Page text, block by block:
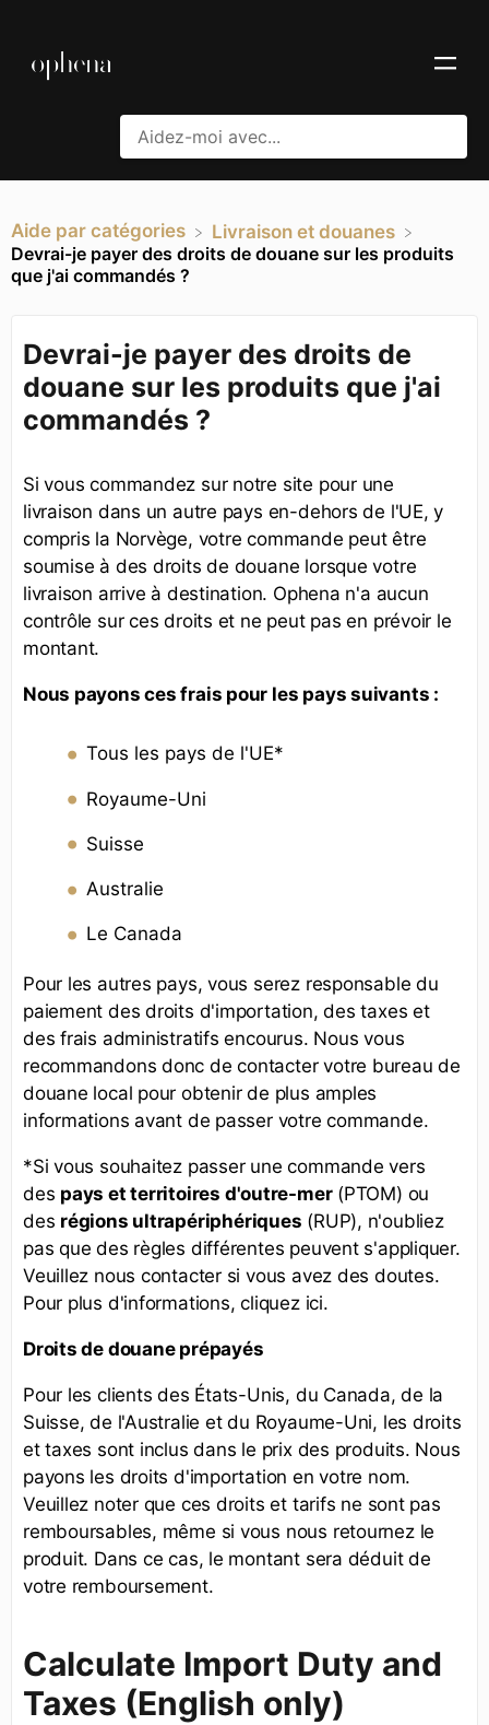
Aide par catégories
​Livraison et douanes
Devrai-je payer des droits de douane sur les produits
que j'ai commandés ?
Devrai-je payer des droits de
douane sur les produits que j'ai
commandés ?
Si vous commandez sur notre site pour une
livraison dans un autre pays en-dehors de l'UE, y
compris la Norvège, votre commande peut être
soumise à des droits de douane lorsque votre
livraison arrive à destination. Ophena n'a aucun
contrôle sur ces droits et ne peut pas en prévoir le
montant.
Nous payons ces frais pour les pays suivants :
Tous les pays de l'UE*
Royaume-Uni
Suisse
Australie
Le Canada
Pour les autres pays, vous serez responsable du
paiement des droits d'importation, des taxes et
des frais administratifs encourus. Nous vous
recommandons donc de contacter votre bureau de
douane local pour obtenir de plus amples
informations avant de passer votre commande.
*Si vous souhaitez passer une commande vers
des pays et territoires d'outre-mer(PTOM) ou
des régions ultrapériphériques (RUP), n'oubliez
pas que des règles différentes peuvent s'appliquer.
Veuillez nous contacter si vous avez des doutes.
Pour plus d'informations, cliquez ici.
Droits de douane prépayés
Pour les clients des États-Unis, du Canada, de la
Suisse, de l'Australie et du Royaume-Uni, les droits
et taxes sont inclus dans le prix des produits. Nous
payons les droits d'importation en votre nom.
Veuillez noter que ces droits et tarifs ne sont pas
remboursables, même si vous nous retournez le
produit. Dans ce cas, le montant sera déduit de
votre remboursement.
Calculate Import Duty and
Taxes (English only)